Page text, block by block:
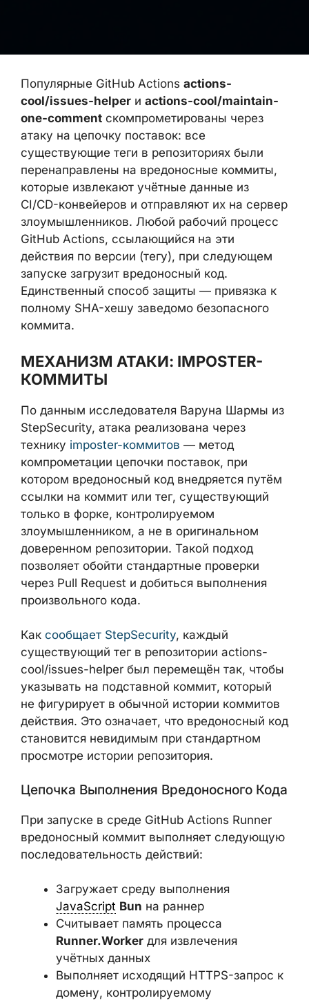
Популярные GitHub Actionsactions-
cool/maintain-one-comment
скомпрометированы через атаку на
цепочку поставок: все существующие теги
в репозиториях были перенаправлены на
вредоносные коммиты, которые извлекают
учётные данные из CI/CD-конвейеров и
отправляют их на сервер
злоумышленников. Любой рабочий
процесс GitHub Actions, ссылающийся на
эти действия по версии (тегу), при
следующем запуске загрузит вредоносный
код. Единственный способ защиты —
привязка к полному SHA-хешу заведомо
безопасного коммита.
КОММИТЫ
из StepSecurity, атака реализована через
техникуimposter-коммитов— метод
компрометации цепочки поставок, при
котором вредоносный код внедряется
путём ссылки на коммит или тег,
существующий только в форке,
контролируемом злоумышленником, а не в
оригинальном доверенном репозитории.
Такой подход позволяет обойти
стандартные проверки через Pull Request и
добиться выполнения произвольного кода.
существующий тег в репозитории actions-
cool/issues-helper был перемещён так,
чтобы указывать на подставной коммит,
который не фигурирует в обычной истории
коммитов действия. Это означает, что
вредоносный код становится невидимым
при стандартном просмотре истории
репозитория.
Цепочка Выполнения Вредоносного
При запуске в среде GitHub Actions Runner
вредоносный коммит выполняет
Загружает среду выполнения
JavaScript Bunна раннер
Считывает память процесса
Runner.Workerдля извлечения
учётных данных
Выполняет исходящий HTTPS-запрос